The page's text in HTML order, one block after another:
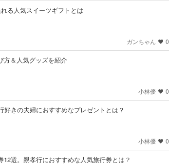
る人気スイーツギフトとは
ガンちゃん 0
方＆人気グッズを紹介
小林優 0
きの夫婦におすすめなプレゼントとは？
小林優 0
選。親孝行におすすめな人気旅行券とは？